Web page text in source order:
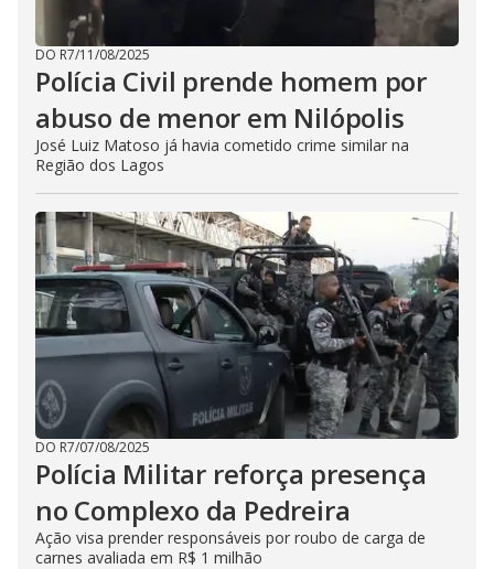
DO R7/11/08/2025
Polícia Civil prende homem por
abuso de menor em Nilópolis
José Luiz Matoso já havia cometido crime similar na
Região dos Lagos
DO R7/07/08/2025
Polícia Militar reforça presença
no Complexo da Pedreira
Ação visa prender responsáveis por roubo de carga de
carnes avaliada em R$ 1 milhão